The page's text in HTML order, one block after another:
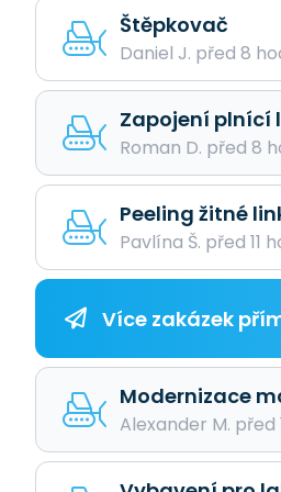
Štěpkovač
Daniel J. před 8
Zapojení plnící
Roman D. před 8
Peeling žitné
Pavlína Š. před 11
Více zakázek
Modernizace
Alexander M. před